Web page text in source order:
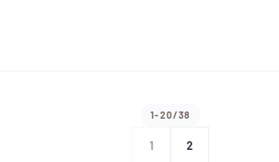
1-20/38
1 2